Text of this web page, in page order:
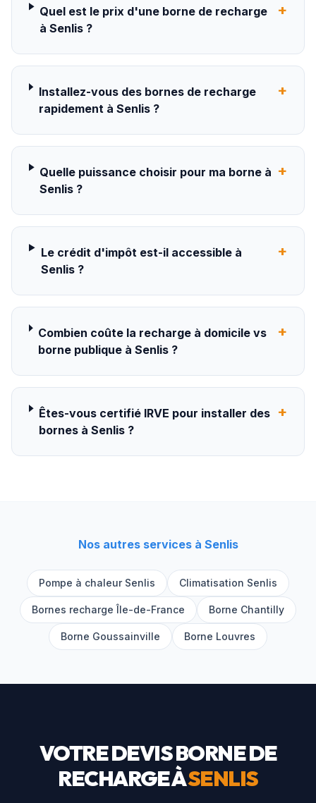
Quel est le prix d'une borne de recharge
à Senlis ?
+
Installez-vous des bornes de recharge
rapidement à Senlis ?
+
Quelle puissance choisir pour ma borne à
Senlis ?
+
Le crédit d'impôt est-il accessible à
Senlis ?
+
Combien coûte la recharge à domicile vs
borne publique à Senlis ?
+
Êtes-vous certifié IRVE pour installer des
bornes à Senlis ?
+
Nos autres services à Senlis
Pompe à chaleur Senlis Climatisation Senlis
Bornes recharge Île-de-France Borne Chantilly
Borne Goussainville Borne Louvres
VOTRE DEVIS BORNE DE
RECHARGE ÀSENLIS